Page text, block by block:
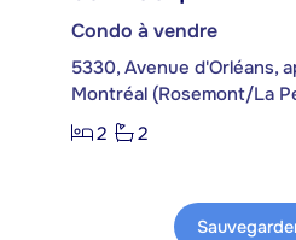
Condo à vendre
5330, Avenue d'Orléans,
Montréal (Rosemont/La
2
2